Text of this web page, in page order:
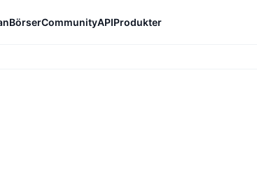
BörserCommunityAPIProdukter